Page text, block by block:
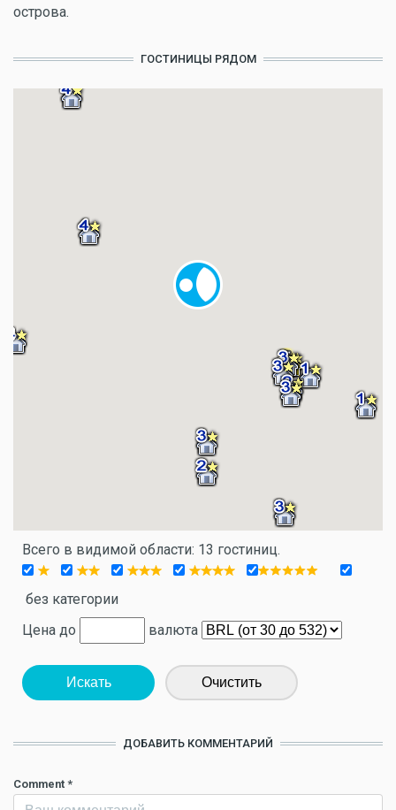
острова.
ГОСТИНИЦЫ РЯДОМ
Всего в видимой области: 13 гостиниц.
без категории
Цена до
валюта
Искать Очистить
ДОБАВИТЬ КОММЕНТАРИЙ
Comment *